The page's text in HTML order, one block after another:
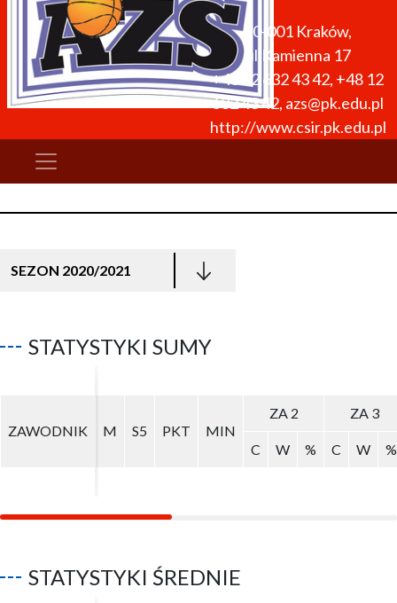
30-001 Kraków,
ul.Kamienna 17
+48 12 632 43 42, +48 12
632 43 42, azs@pk.edu.pl
http://www.csir.pk.edu.pl
SEZON 2020/2021
STATYSTYKI SUMY
ZAWODNIK M S5 PKT MIN
ZA 2 ZA 3
C W % C W %
ZAWODNIK M S5 PKT MIN
ZA 2 ZA 3
C W % C W %
STATYSTYKI ŚREDNIE